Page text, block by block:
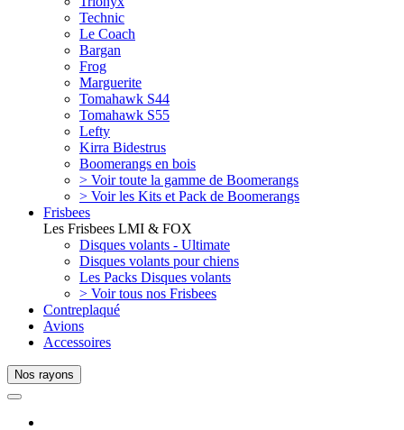
Technic
Le Coach
Bargan
Frog
Marguerite
Tomahawk S44
Tomahawk S55
Lefty
Kirra Bidestrus
Boomerangs en bois
> Voir toute la gamme de Boomerangs
> Voir les Kits et Pack de Boomerangs
Frisbees
Les Frisbees LMI & FOX
Disques volants - Ultimate
Disques volants pour chiens
Les Packs Disques volants
> Voir tous nos Frisbees
Contreplaqué
Avions
Accessoires
Nos rayons